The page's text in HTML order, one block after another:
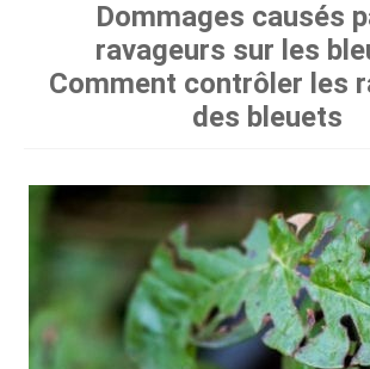
Dommages causés
ravageurs sur les
Comment contrôler les
des bleuets